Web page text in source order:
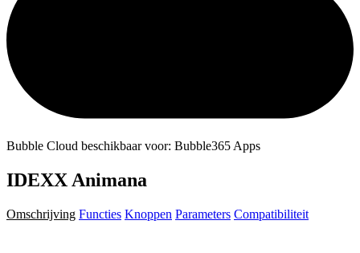
Bubble Cloud beschikbaar voor: Bubble365 Apps
IDEXX Animana
Omschrijving Functies Knoppen Parameters Compatibiliteit